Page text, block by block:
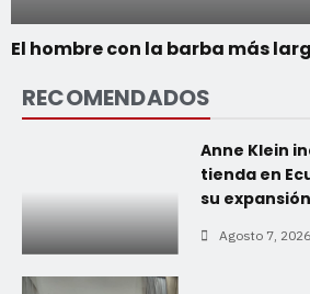
El hombre con la barba más
RECOMENDADOS
Anne Klein
tienda en
su
Agosto 7, 2026